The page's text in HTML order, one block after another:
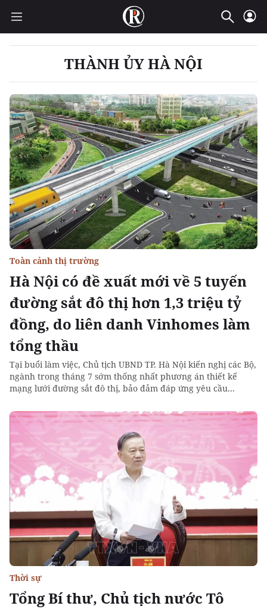
THÀNH ỦY HÀ NỘI
Hà Nội có đề xuất mới về 5 tuyến
đường sắt đô thị hơn 1,3 triệu tỷ
đồng, do liên danh Vinhomes làm
tổng thầu
Toàn cảnh thị trường
Tại buổi làm việc, Chủ tịch UBND TP. Hà Nội kiến nghị các Bộ,
ngành trong tháng 7 sớm thống nhất phương án thiết kế
mạng lưới đường sắt đô thị, bảo đảm đáp ứng yêu cầu...
Tổng Bí thư, Chủ tịch nước Tô
Thời sự